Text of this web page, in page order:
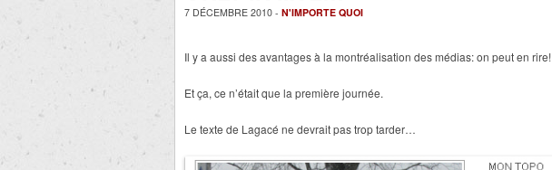
7 DÉCEMBRE 2010 - N'IMPORTE QUOI
Il y a aussi des avantages à la montréalisation des médias: on peut en rire!
Et ça, ce n’était que la première journée.
Le texte de Lagacé ne devrait pas trop tarder…